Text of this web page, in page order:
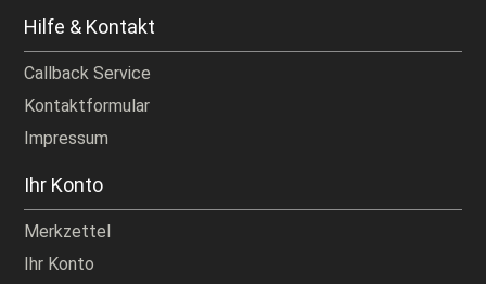
Hilfe & Kontakt
Callback Service
Kontaktformular
Impressum
Ihr Konto
Merkzettel
Ihr Konto